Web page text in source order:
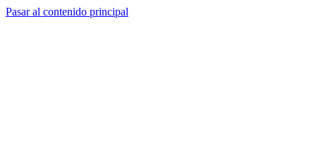
Pasar al contenido principal